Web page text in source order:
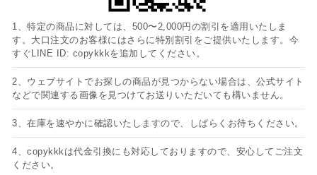
1、特定の商品に対しては、500〜2,000円の割引を適用いたしま
す。大口注文のお客様にはさらに特別割引をご提供いたします。今
すぐLINE ID: copykkkを追加してください。
2、ウェブサイトでお探しの商品が見つからない場合は、公式サイト
などで関連する画像を見つけてお送りいただいても構いません。
3、在庫を速やかに確認いたしますので、しばらくお待ちください。
4、copykkkは代金引換にも対応しておりますので、安心してご注文
ください。